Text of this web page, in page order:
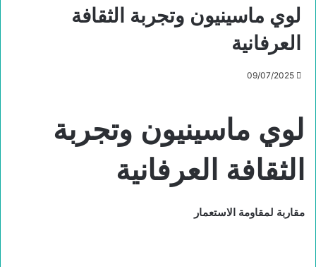
لوي ماسينيون وتجربة الثقافة
العرفانية
09/07/2025
لوي ماسينيون وتجربة
الثقافة العرفانية
مقاربة لمقاومة الاستعمار